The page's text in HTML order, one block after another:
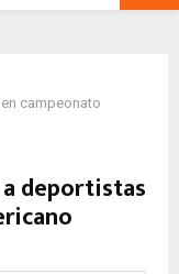
campeonato
deportistas